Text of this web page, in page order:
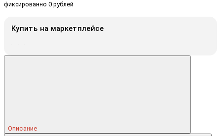
фиксированно 0 рублей
Купить на маркетплейсе
Описание